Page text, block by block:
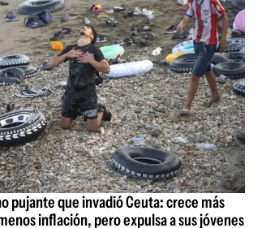
pujante que invadió Ceuta: crece más
inflación, pero expulsa a sus jóvenes